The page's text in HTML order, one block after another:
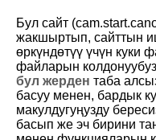
D388-156
Protecting Images
Rating
Бул сайт
жакшыртып, сайттын
өркүндөтүү үчүн куки
файларын
бул жерден таба
басуу менен, бардык
макулдугуңузду
басып же эч бирини